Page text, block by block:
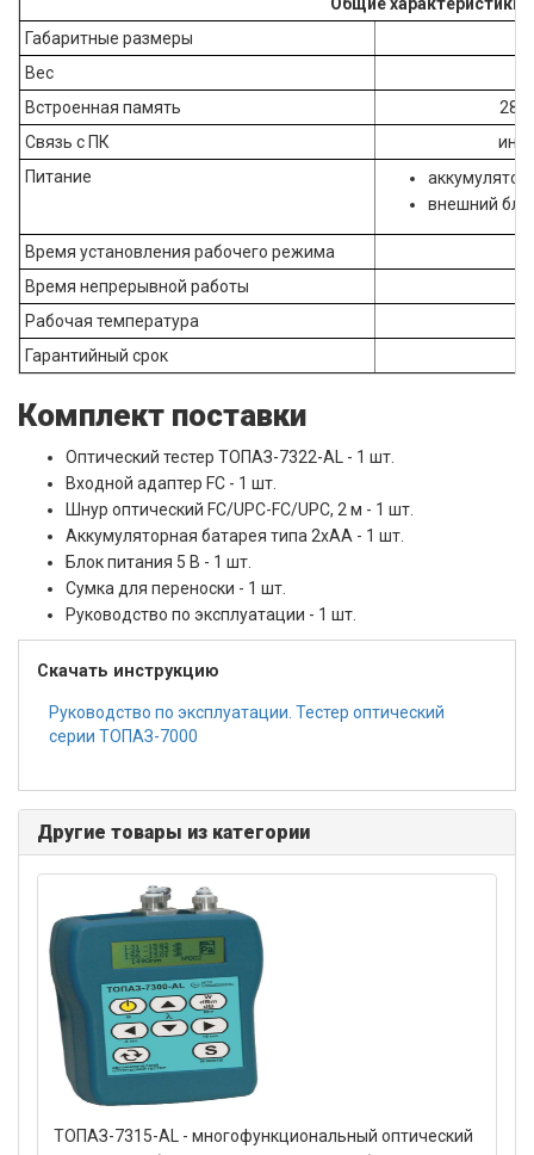
Габаритные размеры
Вес
Встроенная память
Связь с ПК
Питание
внешний
Время установления рабочего режима
Время непрерывной работы
Рабочая температура
Гарантийный срок
Комплект поставки
Оптический тестер ТОПАЗ-7322-АL - 1 шт.
Входной адаптер FC - 1 шт.
Шнур оптический FC/UPC-FC/UPC, 2 м - 1 шт.
Аккумуляторная батарея типа 2хАА - 1 шт.
Блок питания 5 В - 1 шт.
Сумка для переноски - 1 шт.
Руководство по эксплуатации - 1 шт.
Скачать инструкцию
Руководство по эксплуатации. Тестер оптический
серии ТОПАЗ-7000
Другие товары из категории
ТОПАЗ-7315-АL - многофункциональный оптический